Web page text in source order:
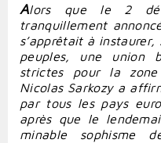
Alors que le 2
tranquillement
s’apprêtait à
peuples, une union
strictespour la zone
Nicolas Sarkozy a
par tous les pays
après que le
minable sophisme